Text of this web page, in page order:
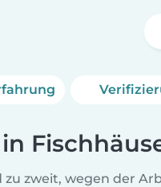
zu zweit, wegen der